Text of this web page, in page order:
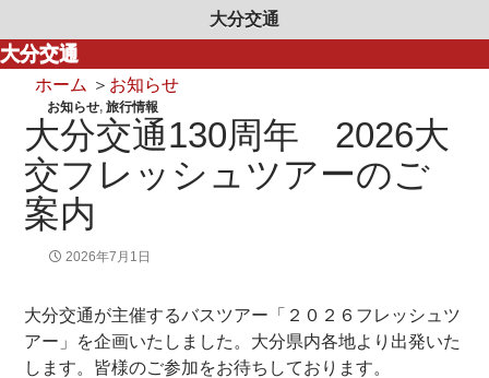
大分交通
大分交通
ホーム ＞ お知らせ
お知らせ, 旅行情報
大分交通130周年 2026大
交フレッシュツアーのご
案内
2026年7月1日
大分交通が主催するバスツアー「２０２６フレッシュツ
アー」を企画いたしました。大分県内各地より出発いた
します。皆様のご参加をお待ちしております。